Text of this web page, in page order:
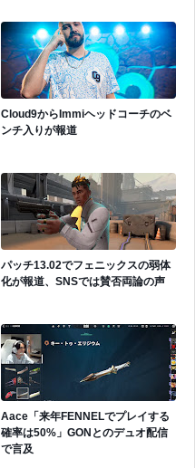
Cloud9からImmiヘッドコーチのベ
ンチ入りが報道
パッチ13.02でフェニックスの弱体
化が報道、SNSでは賛否両論の声
Aace「来年FENNELでプレイする
確率は50%」GONとのデュオ配信
で言及